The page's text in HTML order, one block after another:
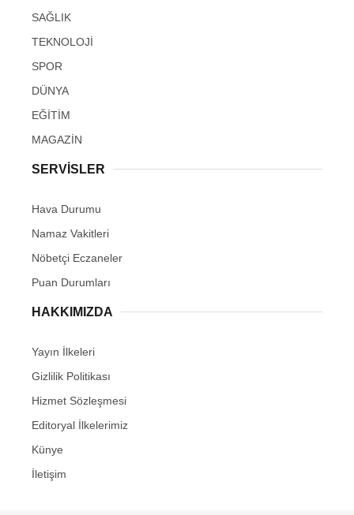
SAĞLIK
TEKNOLOJİ
SPOR
DÜNYA
EĞİTİM
MAGAZİN
SERVİSLER
Hava Durumu
Namaz Vakitleri
Nöbetçi Eczaneler
Puan Durumları
HAKKIMIZDA
Yayın İlkeleri
Gizlilik Politikası
Hizmet Sözleşmesi
Editoryal İlkelerimiz
Künye
İletişim